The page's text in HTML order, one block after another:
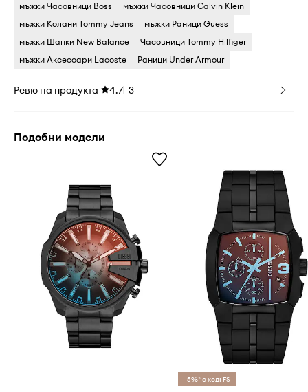
мъжки Часовници Boss
мъжки Часовници Calvin Klein
мъжки Колани Tommy Jeans
мъжки Раници Guess
мъжки Шапки New Balance
Часовници Tommy Hilfiger
мъжки Аксесоари Lacoste
Раници Under Armour
Ревю на продукта 4.7 3
Подобни модели
-5%* с код: FS